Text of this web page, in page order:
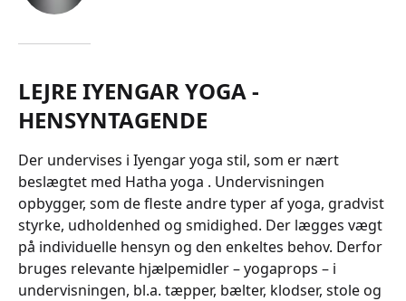
LEJRE IYENGAR YOGA -
HENSYNTAGENDE
Der undervises i Iyengar yoga stil, som er nært
beslægtet med Hatha yoga . Undervisningen
opbygger, som de fleste andre typer af yoga, gradvist
styrke, udholdenhed og smidighed. Der lægges vægt
på individuelle hensyn og den enkeltes behov. Derfor
bruges relevante hjælpemidler – yogaprops – i
undervisningen, bl.a. tæpper, bælter, klodser, stole og